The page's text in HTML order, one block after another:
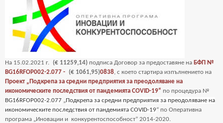
На 15.02.2021 г. (€ 11259,14) подписа Договор за предоставяне на БФП №
BG16RFOP002-2.077 - (€ 1061,95)0838, с което стартира изпълнението на
Проект „Подкрепа за средни предприятия за преодоляване на
икономическите последствия от пандемията COVID-19“ по процедура №
BG16RFOP002-2.077 „Подкрепа за средни предприятия за преодоляване на
икономическите последствия от пандемията COVID-19“ по Оперативна
програма „Иновации и конкурентоспособност” 2014-2020.